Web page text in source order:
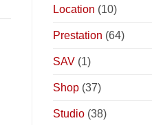
Location (10)
Prestation (64)
SAV (1)
Shop (37)
Studio (38)